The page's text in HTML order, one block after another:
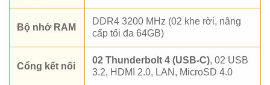
Bộ nhớ RAM
DDR4 3200 MHz (02 khe rời, nâng
cấp tối đa 64GB)
Cổng kết nối
02 Thunderbolt 4 (USB-C), 02 USB
3.2, HDMI 2.0, LAN, MicroSD 4.0